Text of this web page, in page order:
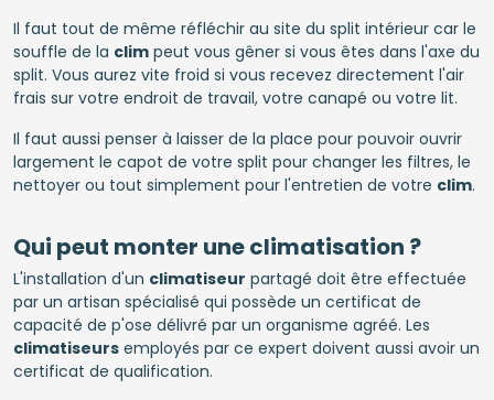
Il faut tout de même réfléchir au site du split intérieur car le
souffle de la climpeut vous gêner si vous êtes dans l'axe du
split. Vous aurez vite froid si vous recevez directement l'air
frais sur votre endroit de travail, votre canapé ou votre lit.
Il faut aussi penser à laisser de la place pour pouvoir ouvrir
largement le capot de votre split pour changer les filtres, le
nettoyer ou tout simplement pour l'entretien de votre clim.
Qui peut monter une climatisation ?
L'installation d'un climatiseur partagé doit être effectuée
par un artisan spécialisé qui possède un certificat de
capacité de p'ose délivré par un organisme agréé. Les
climatiseursemployés par ce expert doivent aussi avoir un
certificat de qualification.